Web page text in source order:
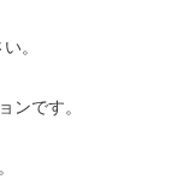
。
ンです。